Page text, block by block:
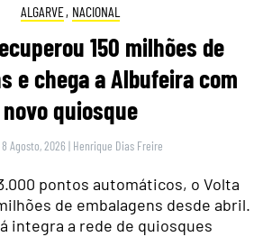
ALGARVE, NACIONAL
150 milhões de
e chega a Albufeira com
novo quiosque
8 Agosto, 2026 | Henrique Dias Freire
pontos automáticos, o Volta
de embalagens desde abril.
integra a rede de quiosques